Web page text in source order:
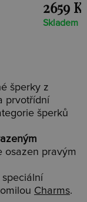
šperky z
prvotřídní
šperků
osazen pravým
speciální
Charms.